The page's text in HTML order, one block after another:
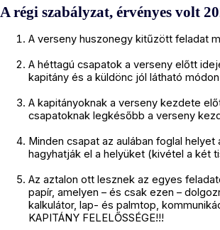
A régi szabályzat, érvényes volt
A verseny huszonegy kitűzött feladat
A héttagú csapatok a verseny előtt
kapitány és a küldönc jól látható
A kapitányoknak a verseny kezdete
csapatoknak legkésőbb a verseny
Minden csapat az aulában foglal
hagyhatják el a helyüket (kivétel a két
Az aztalon ott lesznek az egyes
papír, amelyen – és csak ezen –
kalkulátor, lap- és palmtop,
KAPITÁNY FELELŐSSÉGE!!!